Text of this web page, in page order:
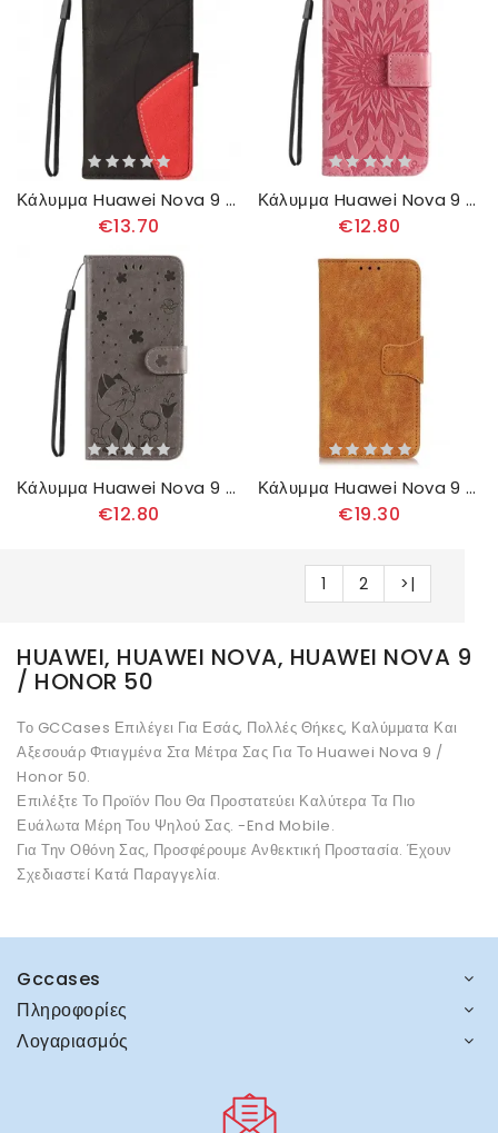
Κάλυμμα Huawei Nova 9 / Honor 50 Δίχρωμο Ψεύτικο Δέρμα Με Υπογραφή
€13.70
Κάλυμμα Huawei Nova 9 / Honor 50 Λουλούδι Του Ήλιου
€12.80
Κάλυμμα Huawei Nova 9 / Honor 50 με κορδονι Γάτα Και Μέλισσα Με Λουράκι
€12.80
Κάλυμμα Huawei Nova 9 / Honor 50 Vintage Split Leather
€19.30
1 2 >|
HUAWEI, HUAWEI NOVA, HUAWEI NOVA 9
/ HONOR 50
Το GCCases Επιλέγει Για Εσάς, Πολλές Θήκες, Καλύμματα Και
Αξεσουάρ Φτιαγμένα Στα Μέτρα Σας Για Το Huawei Nova 9 /
Honor 50.
Επιλέξτε Το Προϊόν Που Θα Προστατεύει Καλύτερα Τα Πιο
Ευάλωτα Μέρη Του Ψηλού Σας. -End Mobile.
Για Την Οθόνη Σας, Προσφέρουμε Ανθεκτική Προστασία. Έχουν
Σχεδιαστεί Κατά Παραγγελία.
Gccases
Πληροφορίες
Λογαριασμός